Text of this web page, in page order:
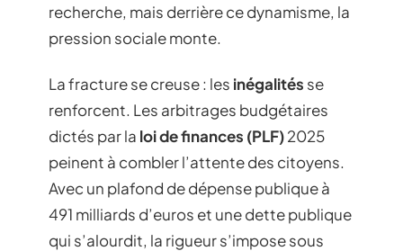
recherche, mais derrière ce dynamisme, la
pression sociale monte.
La fracture se creuse : les inégalités se
renforcent. Les arbitrages budgétaires
dictés par la loi de finances (PLF)2025
peinent à combler l’attente des citoyens.
Avec un plafond de dépense publique à
491 milliards d’euros et une dette publique
qui s’alourdit, la rigueur s’impose sous